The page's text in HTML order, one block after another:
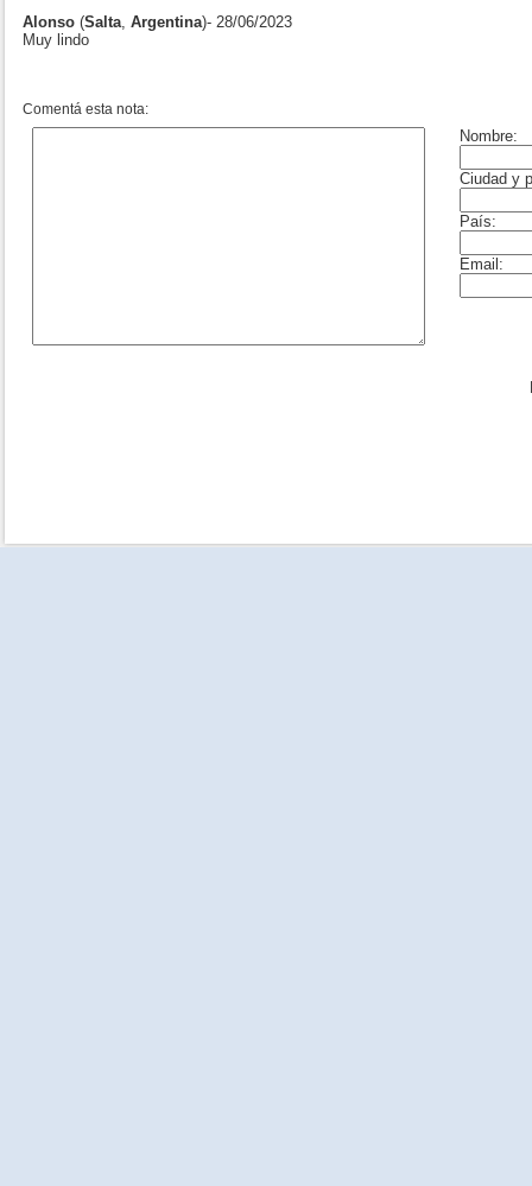
Alonso (Salta, Argentina)- 28/06/2023
Muy lindo
Comentá esta nota: